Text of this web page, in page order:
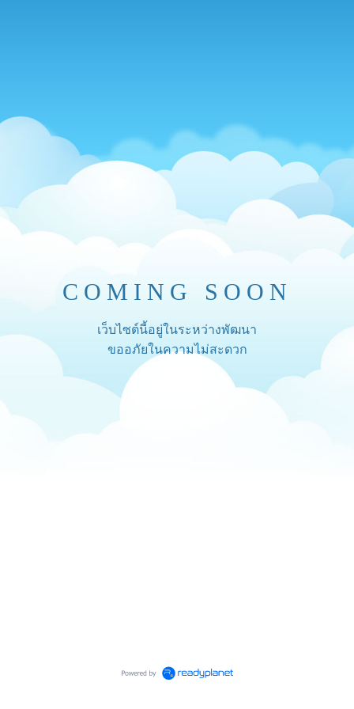
COMING SOON
เว็บไซต์นี้อยู่ในระหว่างพัฒนา
ขออภัยในความไม่สะดวก